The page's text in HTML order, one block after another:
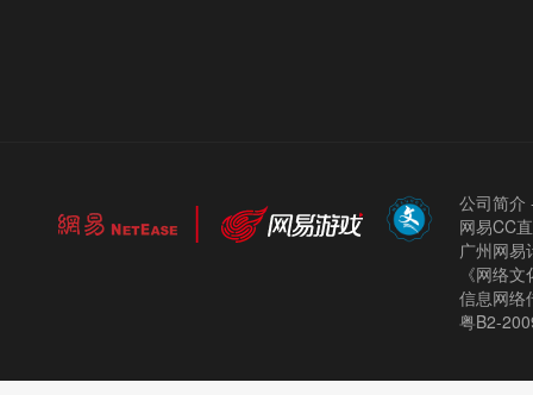
公司简介
网易CC
广州网
《网络
信息网络
粤B2-